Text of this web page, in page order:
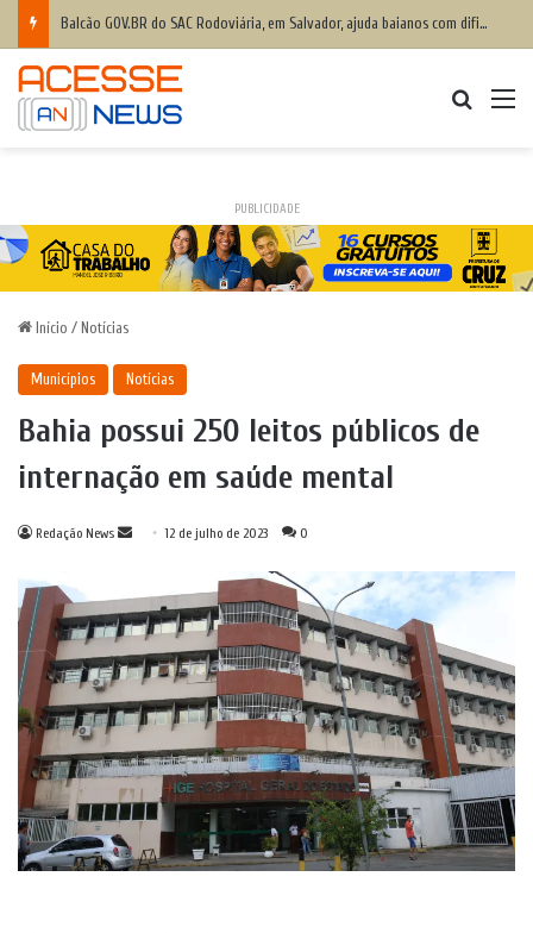
Balcão GOV.BR do SAC Rodoviária, em Salvador, ajuda baianos com dificuldades de acesso a serviços digitais
PUBLICIDADE
Início / Notícias
Municípios Notícias
Bahia possui 250 leitos públicos de
internação em saúde mental
Redação News
Mande
mail
12 de julho de 2023 0